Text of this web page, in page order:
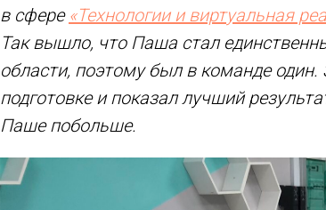
в сфере «Технологии и виртуальная
Так вышло, что Паша стал
области, поэтому был в команде один.
подготовке и показал лучший
Паше побольше.